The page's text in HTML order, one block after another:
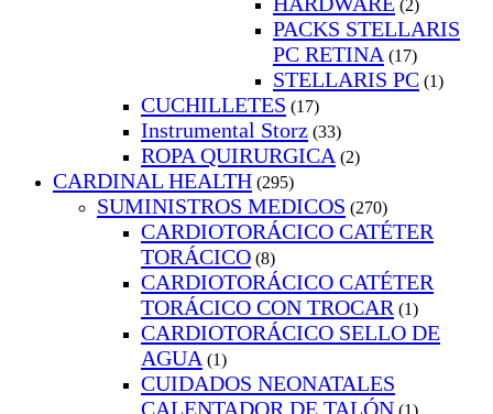
(2)
PACKS STELLARIS
PC RETINA (17)
STELLARIS PC (1)
CUCHILLETES (17)
Instrumental Storz (33)
ROPA QUIRURGICA (2)
CARDINAL HEALTH (295)
SUMINISTROS MEDICOS (270)
CARDIOTORÁCICO CATÉTER
TORÁCICO (8)
CARDIOTORÁCICO CATÉTER
TORÁCICO CON TROCAR (1)
CARDIOTORÁCICO SELLO DE
AGUA (1)
CUIDADOS NEONATALES
CALENTADOR DE TALÓN